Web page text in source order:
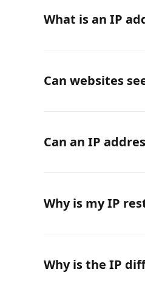
What is an IP
Can websites
Can an IP
Why is my IP
Why is the IP